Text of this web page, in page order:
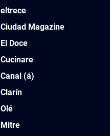
eltrece
Ciudad Magazine
El Doce
Cucinare
Canal (á)
Clarín
Olé
Mitre